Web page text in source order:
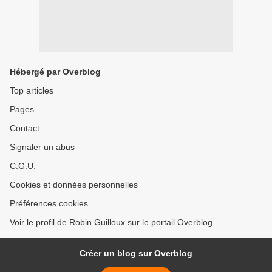
Hébergé par Overblog
Top articles
Pages
Contact
Signaler un abus
C.G.U.
Cookies et données personnelles
Préférences cookies
Voir le profil de Robin Guilloux sur le portail Overblog
Créer un blog sur Overblog